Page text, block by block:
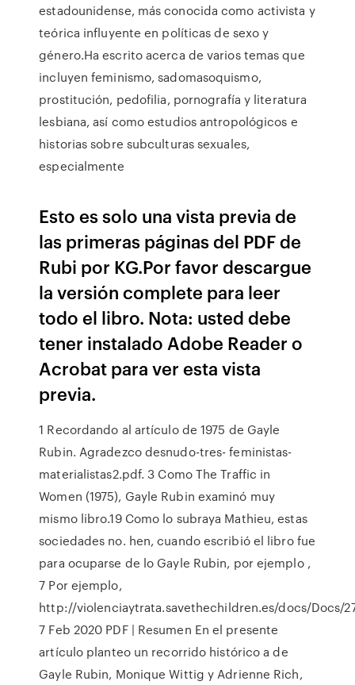
estadounidense, más conocida como activista y
teórica influyente en políticas de sexo y
género.Ha escrito acerca de varios temas que
incluyen feminismo, sadomasoquismo,
prostitución, pedofilia, pornografía y literatura
lesbiana, así como estudios antropológicos e
historias sobre subculturas sexuales,
especialmente
Esto es solo una vista previa de
las primeras páginas del PDF de
Rubi por KG.Por favor descargue
la versión complete para leer
todo el libro. Nota: usted debe
tener instalado Adobe Reader o
Acrobat para ver esta vista
previa.
1 Recordando al artículo de 1975 de Gayle
Rubin. Agradezco desnudo-tres- feministas-
materialistas2.pdf. 3 Como The Traffic in
Women (1975), Gayle Rubin examinó muy
mismo libro.19 Como lo subraya Mathieu, estas
sociedades no. hen, cuando escribió el libro fue
para ocuparse de lo Gayle Rubin, por ejemplo ,
7 Por ejemplo,
http://violenciaytrata.savethechildren.es/docs/Docs/
7 Feb 2020 PDF | Resumen En el presente
artículo planteo un recorrido histórico a de
Gayle Rubin, Monique Wittig y Adrienne Rich,